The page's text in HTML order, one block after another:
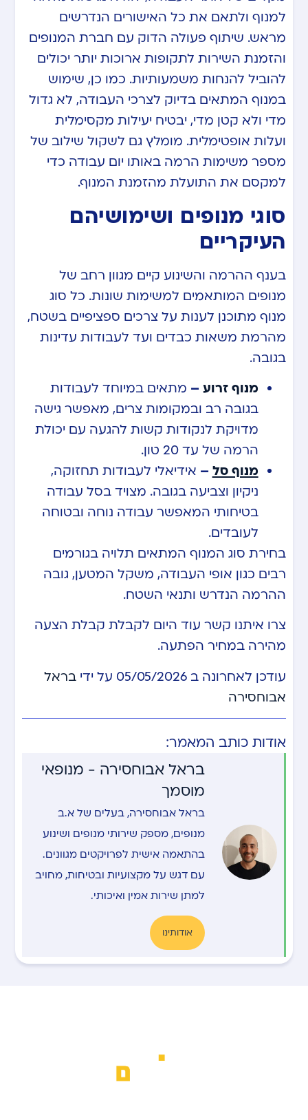
למנוף ולתאם את כל האישורים הנדרשים
מראש. שיתוף פעולה הדוק עם חברת המנופים
והזמנת השירות לתקופות ארוכות יותר יכולים
להוביל להנחות משמעותיות. כמו כן, שימוש
במנוף המתאים בדיוק לצרכי העבודה, לא גדול
מדי ולא קטן מדי, יבטיח יעילות מקסימלית
ועלות אופטימלית. מומלץ גם לשקול שילוב של
מספר משימות הרמה באותו יום עבודה כדי
למקסם את התועלת מהזמנת המנוף.
סוגי מנופים ושימושיהם
העיקריים
בענף ההרמה והשינוע קיים מגוון רחב של
מנופים המותאמים למשימות שונות. כל סוג
מנוף מתוכנן לענות על צרכים ספציפיים בשטח,
מהרמת משאות כבדים ועד לעבודות עדינות
בגובה.
מנוף זרוע – מתאים במיוחד לעבודות
בגובה רב ובמקומות צרים, מאפשר גישה
מדויקת לנקודות קשות להגעה עם יכולת
הרמה של עד 20 טון.
מנוף סל – אידיאלי לעבודות תחזוקה,
ניקיון וצביעה בגובה. מצויד בסל עבודה
בטיחותי המאפשר עבודה נוחה ובטוחה
לעובדים.
בחירת סוג המנוף המתאים תלויה בגורמים
רבים כגון אופי העבודה, משקל המטען, גובה
ההרמה הנדרש ותנאי השטח.
צרו איתנו קשר עוד היום לקבלת קבלת הצעה
מהירה במחיר הפתעה.
עודכן לאחרונה ב 05/05/2026 על ידי
בראל
אבוחסירה
אודות כותב המאמר:
בראל אבוחסירה - מנופאי
מוסמך
בראל אבוחסירה, בעלים של א.ב
מנופים, מספק שירותי מנופים ושינוע
בהתאמה אישית לפרויקטים מגוונים.
עם דגש על מקצועיות ובטיחות, מחויב
למתן שירות אמין ואיכותי.
אודותינו